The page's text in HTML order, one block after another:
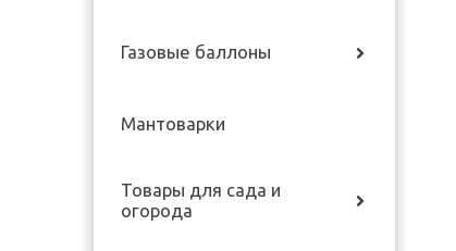
Газовые баллоны
Мантоварки
Товары для сада и
огорода